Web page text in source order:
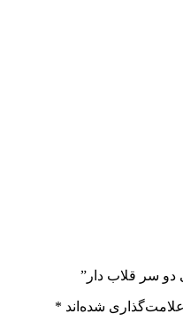
دو سر قلاب دار”
شده‌اند *